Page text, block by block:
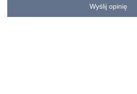
Wyślij opinię